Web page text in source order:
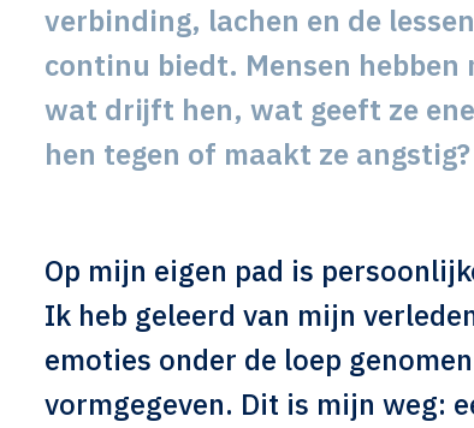
verbinding, lachen en de
continu biedt. Mensen hebben
wat drijft hen, wat geeft ze
hen tegen of maakt ze angstig?
Op mijn eigen pad is
Ik heb geleerd van mijn
emoties onder de loep
vormgegeven. Dit is mijn weg: